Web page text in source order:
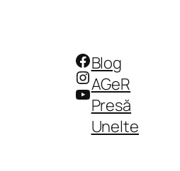
Facebook
Instagram
YouTube
Blog
AGeR
Presă
Unelte